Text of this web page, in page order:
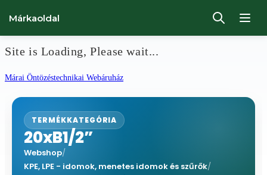
Site is Loading, Please wait...
Ugrás
tartalomhoz
Márai Öntözéstechnikai Webáruház
Márkaoldal
TERMÉKKATEGÓRIA
20xB1/2”
Webshop/
KPE, LPE - idomok, menetes idomok és szűrők/